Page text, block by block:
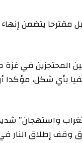
مقترحا يتضمن
المحتجزين في
بأي شكل، مؤكدا
واستهجان”
وقف إطلاق النار